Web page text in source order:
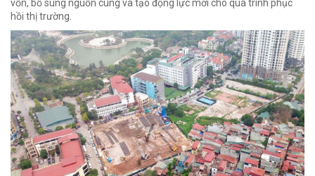
vốn, bổ sung nguồn cung và tạo động lực mới cho quá trình phục
hồi thị trường.